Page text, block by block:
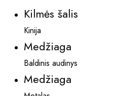
Kilmės šalis
Kinija
Medžiaga
Baldinis audinys
Medžiaga